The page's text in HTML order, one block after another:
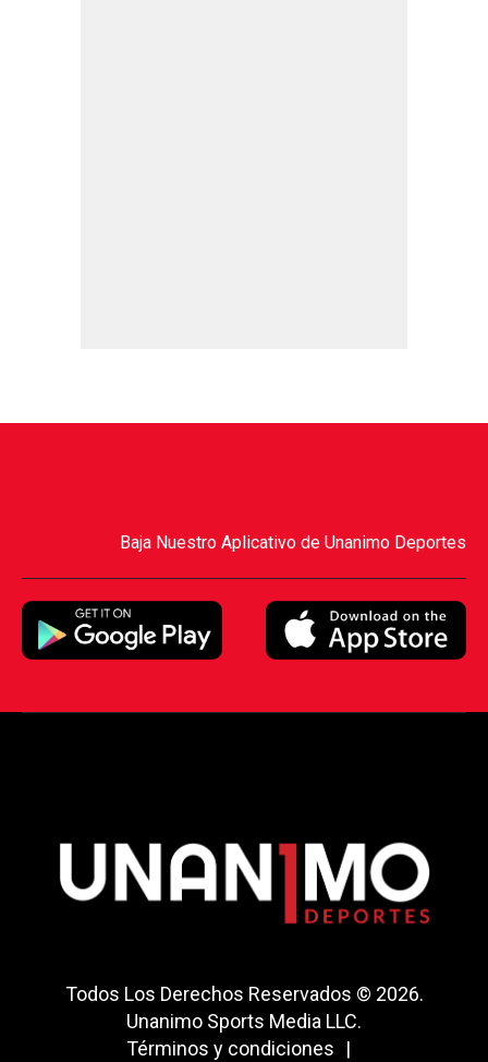
Baja Nuestro Aplicativo de Unanimo Deportes
Todos Los Derechos Reservados © 2026.
Unanimo Sports Media LLC.
Términos y condiciones